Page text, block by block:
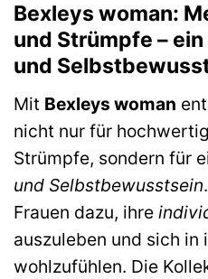
Bexleys woman:
und Strümpfe –
und
Mit Bexleys woman
nicht nur für
Strümpfe, sondern für
und Selbstbewusstsein
Frauen dazu, ihre
auszuleben und sich in
wohlzufühlen. Die